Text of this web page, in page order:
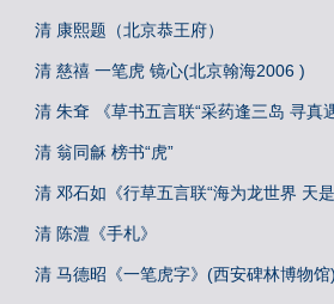
清 康熙题（北京恭王府）
清 慈禧 一笔虎 镜心(北京翰海2006 )
清 朱耷 《草书五言联“采药逢三岛 寻真遇
清 翁同龢 榜书“虎”
清 邓石如《行草五言联“海为龙世界 天是
清 陈澧《手札》
清 马德昭《一笔虎字》(西安碑林博物馆)